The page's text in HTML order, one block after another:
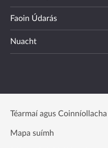
Faoin Údarás
Nuacht
Téarmaí agus Coinníollacha
Mapa suímh